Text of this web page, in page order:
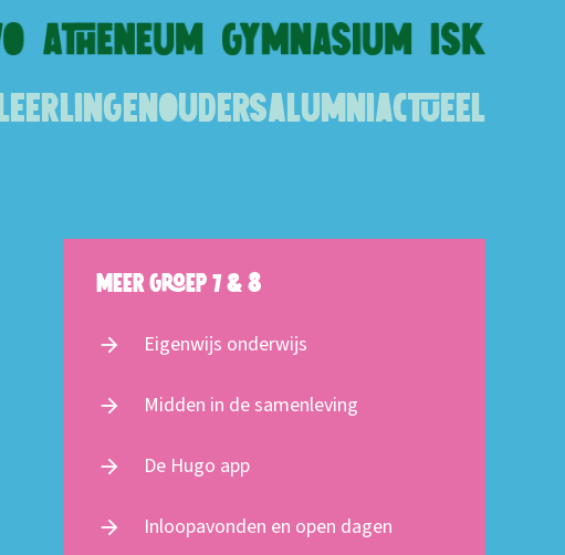
Leerlingen OudersAlumni Actueel
Meer groep 7 & 8
arrow_forward Eigenwijs onderwijs
arrow_forward Midden in de samenleving
arrow_forward De Hugo app
arrow_forward Inloopavonden en open dagen